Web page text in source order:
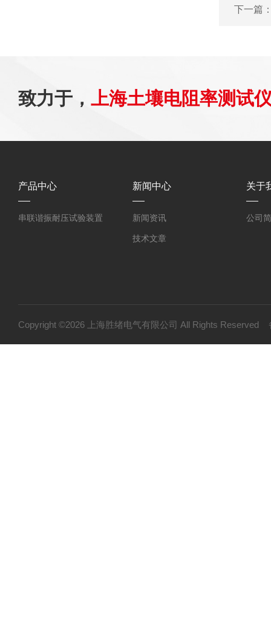
下一篇
致力于， 上海土壤电阻率测试
产品中心
串联谐振耐压试验装置
新闻中心
新闻资讯
技术文章
关于
公司
Copyright ©2026 上海胜绪电气有限公司 All Rights Reserved